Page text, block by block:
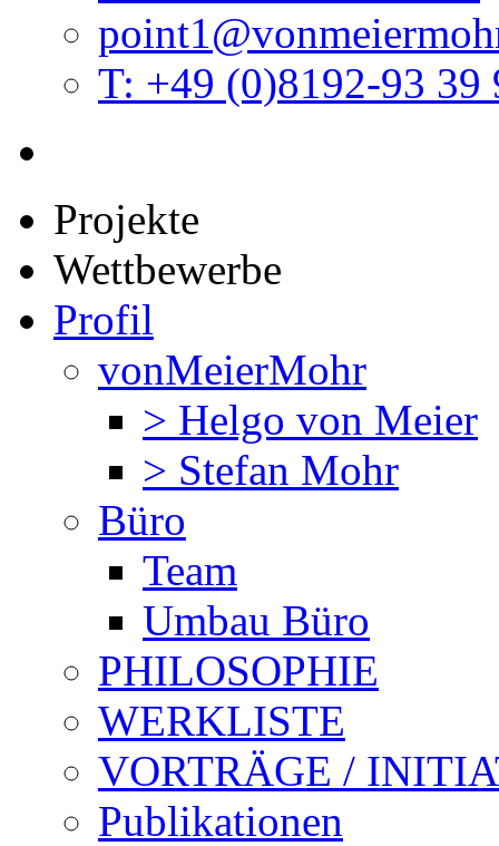
T: +49 (0)8192-93 39
Projekte
Wettbewerbe
Profil
vonMeierMohr
> Helgo von Meier
> Stefan Mohr
Büro
Team
Umbau Büro
PHILOSOPHIE
WERKLISTE
VORTRÄGE /
Publikationen